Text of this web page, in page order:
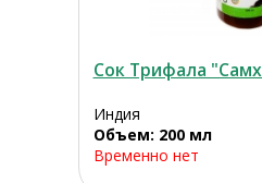
Сок Трифала
Индия
Объем: 200 мл
Временно нет